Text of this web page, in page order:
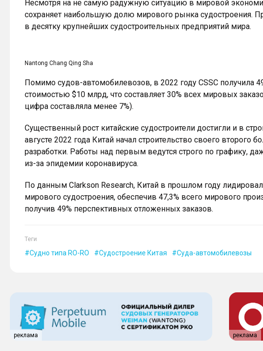
Несмотря на не самую радужную ситуацию в мировой
сохраняет наибольшую долю мирового рынка судостроения.
в десятку крупнейших судостроительных предприятий мира.
Nantong Chang Qing Sha
Помимо судов-автомобилевозов, в 2022 году CSSC получила
стоимостью $10 млрд, что составляет 30% всех мировых
цифра составляла менее 7%).
Существенный рост китайские судостроители достигли и в
августе 2022 года Китай начал строительство своего второго
разработки. Работы над первым ведутся строго по графику,
из-за эпидемии коронавируса.
По данным Clarkson Research, Китай в прошлом году
мирового судостроения, обеспечив 47,3% всего мирового
получив 49% перспективных отложенных заказов.
Теги
Судно типа RO-RO Судостроение Китая Суда-автомобилевозы
реклама реклама